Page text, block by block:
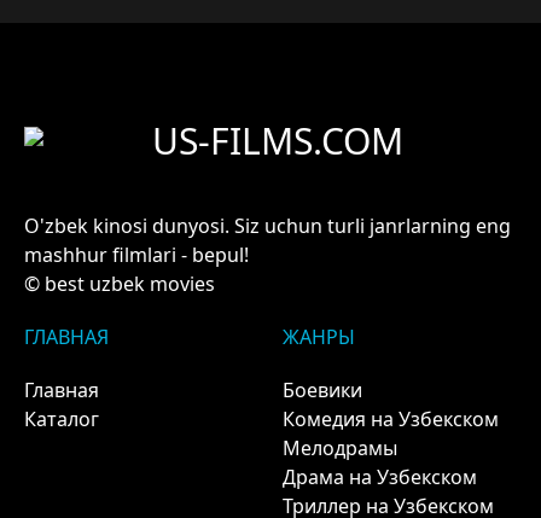
US-FILMS.COM
O'zbek kinosi dunyosi. Siz uchun turli janrlarning eng
mashhur filmlari - bepul!
© best uzbek movies
ГЛАВНАЯ
Главная
Каталог
ЖАНРЫ
Боевики
Комедия на Узбекском
Мелодрамы
Драма на Узбекском
Триллер на Узбекском